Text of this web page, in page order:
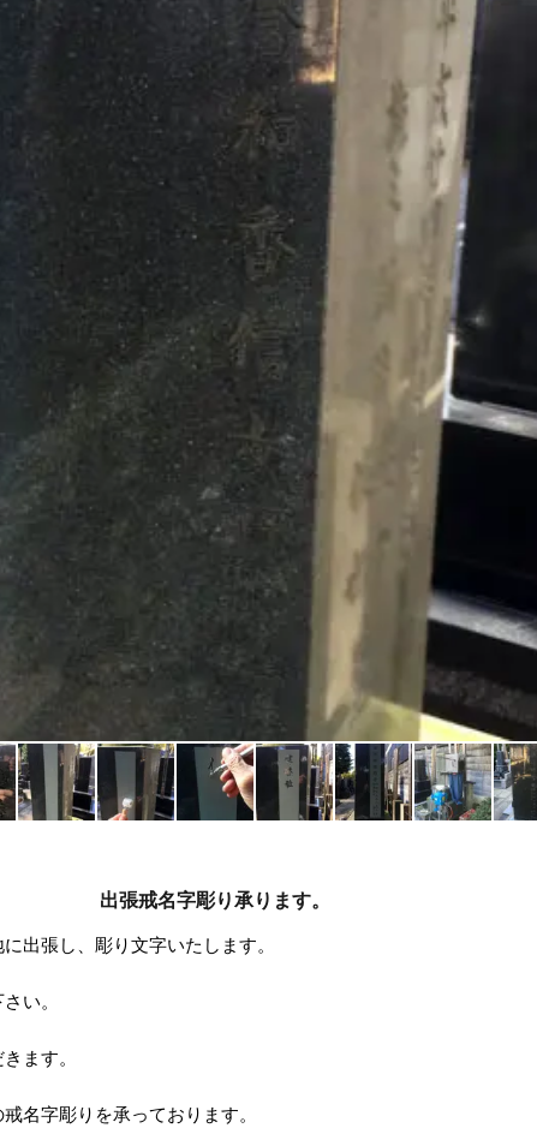
出張戒名字彫り承ります。
出張し、彫り文字いたします。
い。
ます。
名字彫りを承っております。